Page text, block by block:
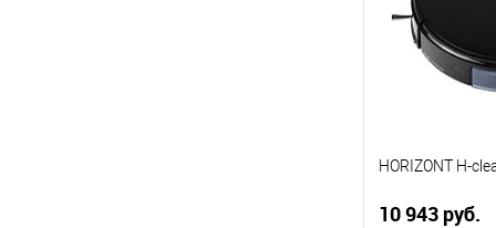
В избранное
HORIZONT H-
10 943 руб.